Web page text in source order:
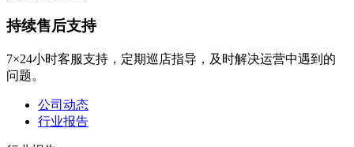
持续售后支持
7×24小时客服支持，定期巡店指导，及时解决运营中遇到的
问题。
公司动态
行业报告